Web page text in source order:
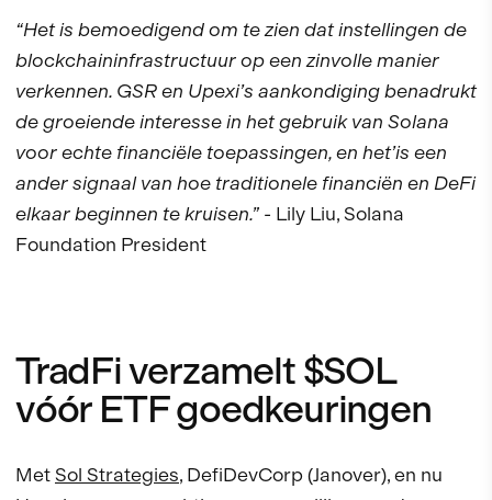
“Het is bemoedigend om te zien dat instellingen de
blockchaininfrastructuur op een zinvolle manier
verkennen. GSR en Upexi’s aankondiging benadrukt
de groeiende interesse in het gebruik van Solana
voor echte financiële toepassingen, en het’is een
ander signaal van hoe traditionele financiën en DeFi
elkaar beginnen te kruisen.” - Lily Liu, Solana
Foundation President
TradFi verzamelt $SOL
vóór ETF goedkeuringen
MetSol Strategies, DefiDevCorp (Janover), en nu